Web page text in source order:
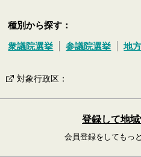
種別から探す：
衆議院選挙 参議院選挙 地
対象行政区 ：
登録して地
会員登録をしてもっ